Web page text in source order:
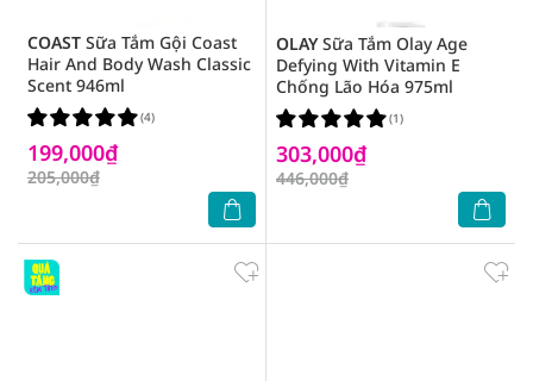
COAST Sữa Tắm Gội Coast
Hair And Body Wash Classic
Scent 946ml
199,000₫
205,000₫
(4)
OLAYSữa Tắm Olay Age
Defying With Vitamin E
Chống Lão Hóa 975ml
303,000₫
446,000₫
(1)